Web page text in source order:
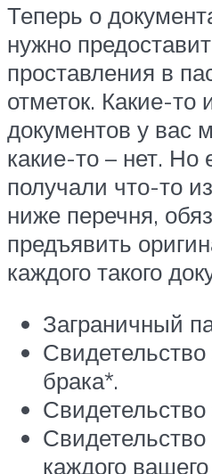
Теперь о
нужно
проставления в
отметок. Какие-то
документов у вас
какие-то – нет. Но
получали что-то
ниже перечня,
предъявить
каждого такого
Заграничный
брака*.
Свидетельство
каждого